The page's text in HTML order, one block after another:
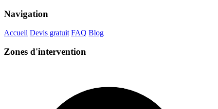
Navigation
Accueil Devis gratuit FAQ Blog
Zones d'intervention